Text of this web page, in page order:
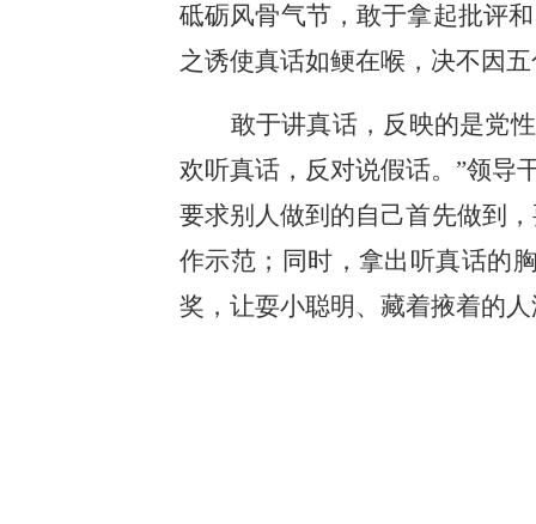
砥砺风骨气节，敢于拿起批评
之诱使真话如鲠在喉，决不因
敢于讲真话，反映的是党
欢听真话，反对说假话。”领导
要求别人做到的自己首先做到
作示范；同时，拿出听真话的
奖，让耍小聪明、藏着掖着的